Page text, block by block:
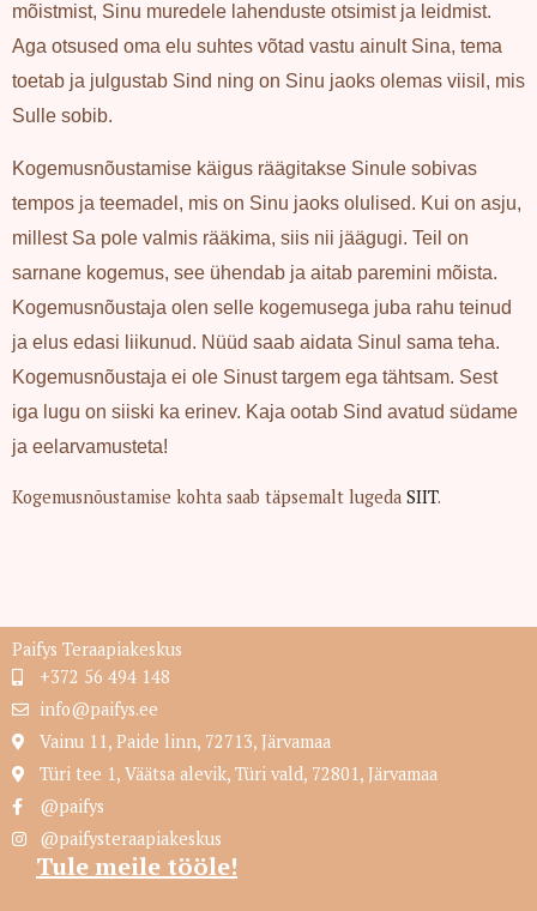
mõistmist, Sinu muredele lahenduste otsimist ja leidmist.
Aga otsused oma elu suhtes võtad vastu ainult Sina, tema
toetab ja julgustab Sind ning on Sinu jaoks olemas viisil, mis
Sulle sobib.
Kogemusnõustamise käigus räägitakse Sinule sobivas
tempos ja teemadel, mis on Sinu jaoks olulised. Kui on asju,
millest Sa pole valmis rääkima, siis nii jäägugi. Teil on
sarnane kogemus, see ühendab ja aitab paremini mõista.
Kogemusnõustaja olen selle kogemusega juba rahu teinud
ja elus edasi liikunud. Nüüd saab aidata Sinul sama teha.
Kogemusnõustaja ei ole Sinust targem ega tähtsam. Sest
iga lugu on siiski ka erinev. Kaja ootab Sind avatud südame
ja eelarvamusteta!
Kogemusnõustamise kohta saab täpsemalt lugeda SIIT.
Paifys Teraapiakeskus
+372 56 494 148​
info@paifys.ee​
Vainu 11, Paide linn, 72713, Järvamaa
Türi tee 1, Väätsa alevik, Türi vald, 72801, Järvamaa
@paifys
@paifysteraapiakeskus
Tule meile tööle!